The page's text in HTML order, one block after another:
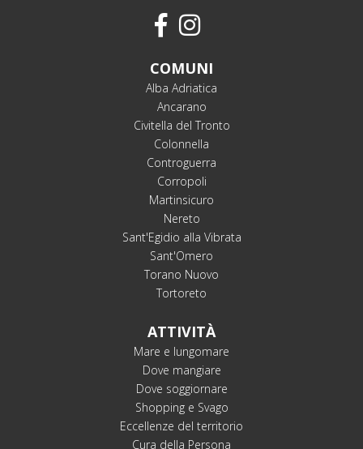
COMUNI
Alba Adriatica
Ancarano
Civitella del Tronto
Colonnella
Controguerra
Corropoli
Martinsicuro
Nereto
Sant'Egidio alla Vibrata
Sant'Omero
Torano Nuovo
Tortoreto
ATTIVITÀ
Mare e lungomare
Dove mangiare
Dove soggiornare
Shopping e Svago
Eccellenze del territorio
Cura della Persona